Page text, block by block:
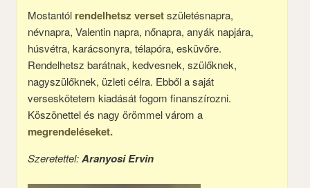
Mostantól rendelhetsz versetszületésnapra,
névnapra, Valentin napra, nőnapra, anyák napjára,
húsvétra, karácsonyra, télapóra, esküvőre.
Rendelhetsz barátnak, kedvesnek, szülőknek,
nagyszülőknek, üzleti célra. Ebből a saját
verseskötetem kiadását fogom finanszírozni.
Köszönettel és nagy örömmel várom a
megrendeléseket.
Szeretettel:Aranyosi Ervin